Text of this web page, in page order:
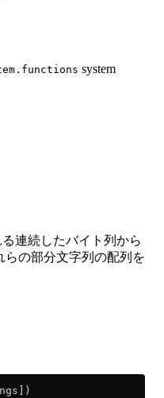
system
連続したバイト列から
らの部分文字列の配列を